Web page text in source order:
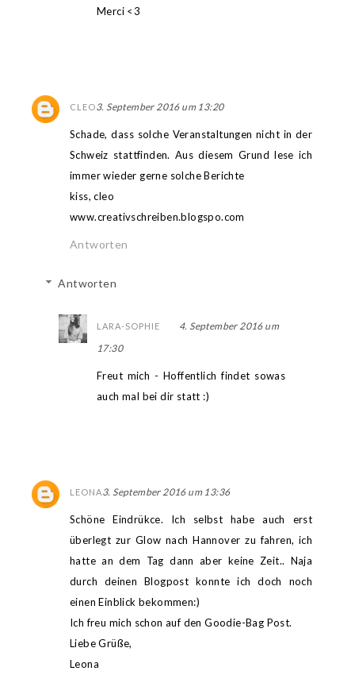
Merci <3
CLEO3. September 2016 um 13:20
Schade, dass solche Veranstaltungen nicht in der
Schweiz stattfinden. Aus diesem Grund lese ich
immer wieder gerne solche Berichte
kiss, cleo
www.creativschreiben.blogspo.com
Antworten
Antworten
LARA-SOPHIE
4. September 2016 um
17:30
Freut mich - Hoffentlich findet sowas
auch mal bei dir statt :)
LEONA3. September 2016 um 13:36
Schöne Eindrükce. Ich selbst habe auch erst
überlegt zur Glow nach Hannover zu fahren, ich
hatte an dem Tag dann aber keine Zeit.. Naja
durch deinen Blogpost konnte ich doch noch
einen Einblick bekommen:)
Ich freu mich schon auf den Goodie-Bag Post.
Liebe Grüße,
Leona